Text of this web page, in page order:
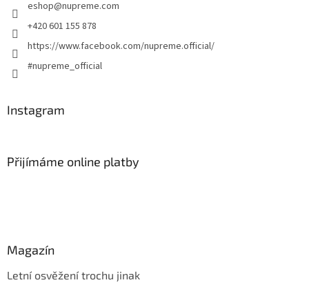
eshop@nupreme.com
+420 601 155 878
https://www.facebook.com/nupreme.official/
#nupreme_official
Instagram
Přijímáme online platby
Magazín
Letní osvěžení trochu jinak